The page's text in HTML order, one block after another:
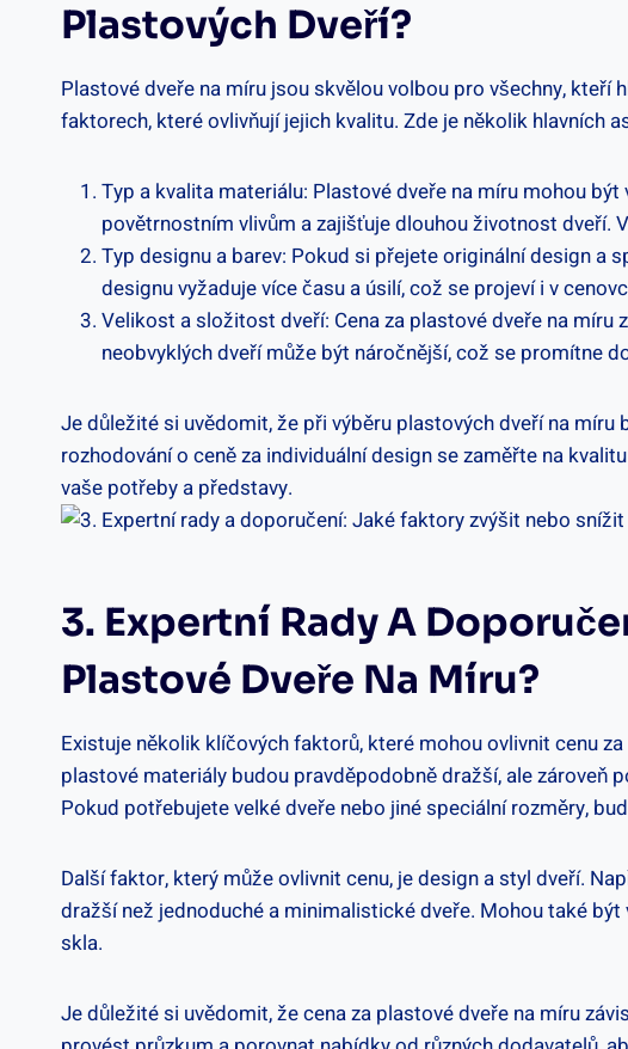
Plastových Dveří?
Plastové dveře na míru jsou skvělou volbou pro všechny,
faktorech, které ovlivňují jejich kvalitu. Zde je několik hlavních
Typ a kvalita materiálu: Plastové dveře na míru mohou
povětrnostním vlivům a zajišťuje dlouhou životnost dveří.
Typ designu a barev: Pokud si přejete originální design a
designu vyžaduje více času a úsilí, což se projeví i v
Velikost a složitost dveří: Cena za plastové dveře na
neobvyklých dveří může být náročnější, což se promítne
Je důležité si uvědomit, že při výběru plastových dveří na
rozhodování o ceně za individuální design se zaměřte na
vaše potřeby a představy.
3. Expertní Rady A
Plastové Dveře Na Míru?
Existuje několik klíčových faktorů, které mohou ovlivnit cenu
plastové materiály budou pravděpodobně dražší, ale
Pokud potřebujete velké dveře nebo jiné speciální rozměry,
Další faktor, který může ovlivnit cenu, je design a styl dveří.
dražší než jednoduché a minimalistické dveře. Mohou také
skla.
Je důležité si uvědomit, že cena za plastové dveře na míru